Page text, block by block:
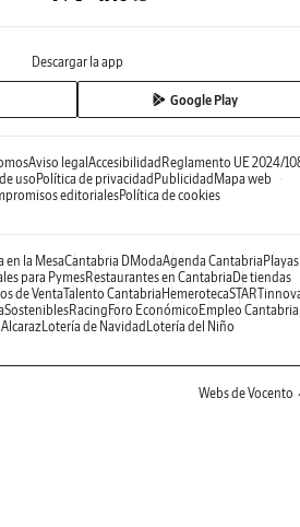
Descargar la app
Google Play
Aviso legal Accesibilidad Reglamento UE 2024/
usoPolítica de privacidad Publicidad Mapa web
editorialesPolítica de cookies
en la MesaCantabria DModaAgenda Cantabria Playas
para PymesRestaurantes en Cantabria De tiendas
de VentaTalento Cantabria Hemeroteca
SosteniblesRacing Foro Económico Empleo Cantabria
Lotería de Navidad Lotería del Niño
Webs de Vocento